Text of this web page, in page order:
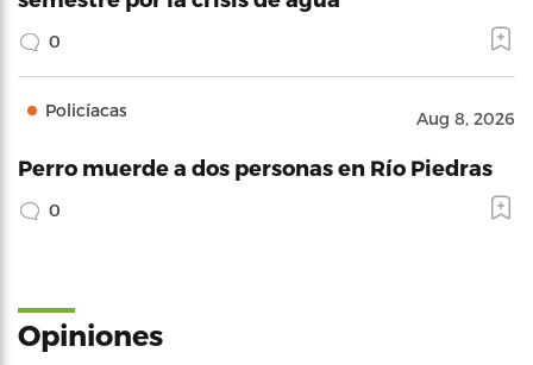
0
Policíacas Aug 8, 2026
Perro muerde a dos personas en Río Piedras
0
Opiniones